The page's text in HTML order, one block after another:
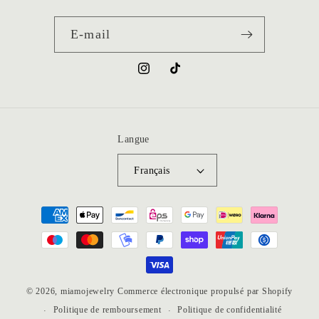
E-mail
InstagramTikTok
Langue
Français
Moyens
paiement
© 2026, miamojewelry Commerce électronique propulsé par Shopify
Politique de remboursement
Politique de confidentialité